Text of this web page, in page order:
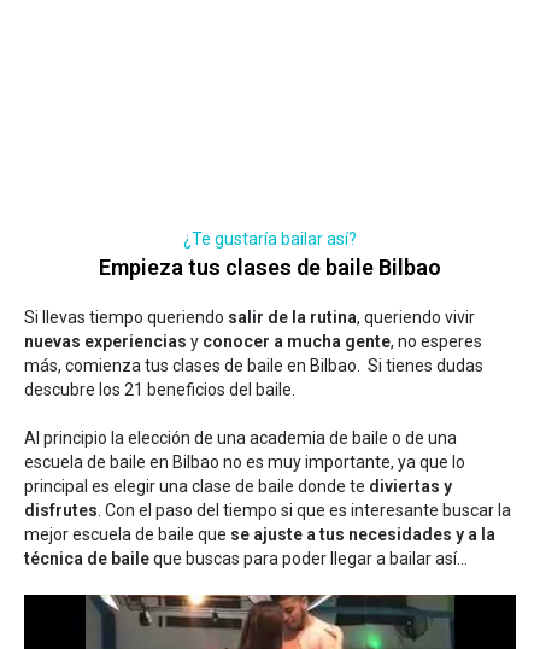
¿Te gustaría bailar así?
Empieza tus clases de baile Bilbao
Si llevas tiempo queriendo salir de la rutina, queriendo vivir
nuevas experiencias y conocer a mucha gente, no esperes
más, comienza tus clases de baile en Bilbao. Si tienes dudas
descubre los 21 beneficios del baile.
Al principio la elección de una academia de baile o de una
escuela de baile en Bilbao no es muy importante, ya que lo
principal es elegir una clase de baile donde te diviertas y
disfrutes. Con el paso del tiempo si que es interesante buscar la
mejor escuela de baile que se ajuste a tus necesidades y a la
técnica de baileque buscas para poder llegar a bailar así...